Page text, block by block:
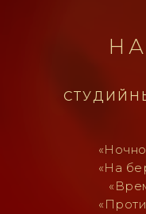
«На